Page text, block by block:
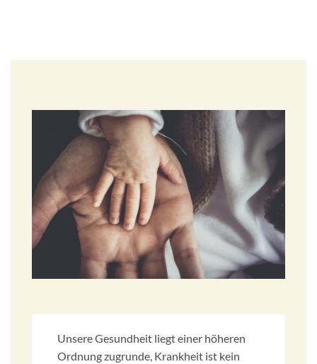
Unsere Gesundheit liegt einer höheren
Ordnung zugrunde, Krankheit ist kein